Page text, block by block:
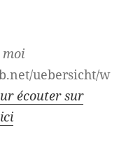
moi
uebersicht/w
écouter sur